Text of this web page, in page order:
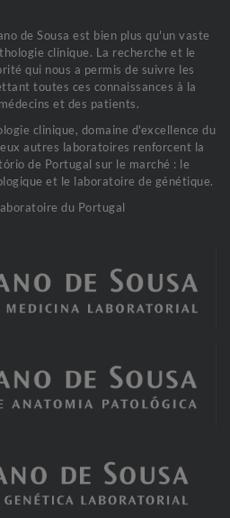
de Sousa est bien plus qu'un vaste
clinique. La recherche et le
qui nous a permis de suivre les
toutes ces connaissances à la
et des patients.
clinique, domaine d'excellence du
autres laboratoires renforcent la
de Portugal sur le marché : le
et le laboratoire de génétique.
du Portugal